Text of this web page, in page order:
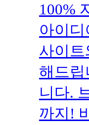
100%
아이
사이
해드
니다.
까지!